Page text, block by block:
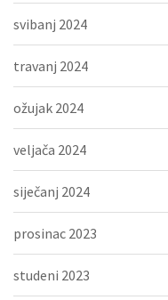
svibanj 2024
travanj 2024
ožujak 2024
veljača 2024
siječanj 2024
prosinac 2023
studeni 2023